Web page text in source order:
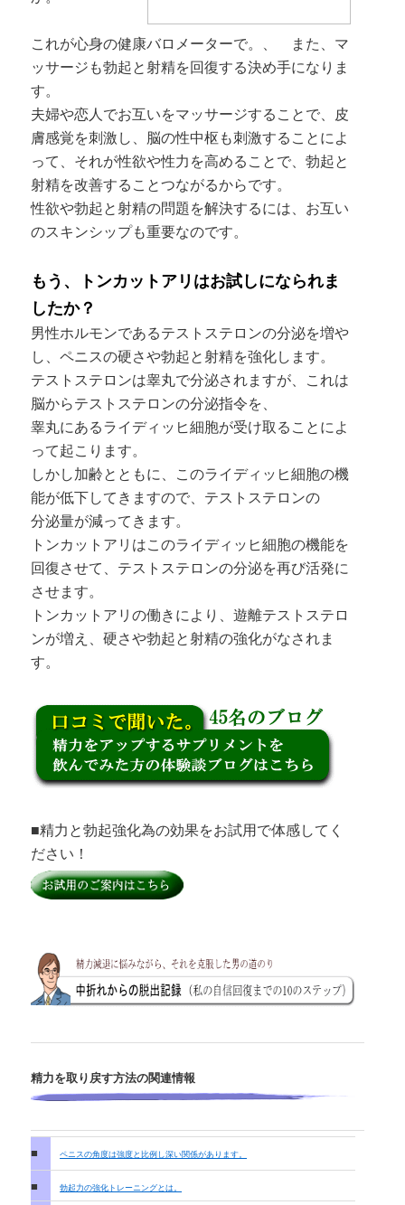
これが心身の健康バロメーターで。、 また、マ
ッサージも勃起と射精を回復する決め手になりま
す。
夫婦や恋人でお互いをマッサージすることで、皮
膚感覚を刺激し、脳の性中枢も刺激することによ
って、それが性欲や性力を高めることで、勃起と
射精を改善することつながるからです。
性欲や勃起と射精の問題を解決するには、お互い
のスキンシップも重要なのです。
もう、トンカットアリはお試しになられま
したか？
男性ホルモンであるテストステロンの分泌を増や
し、ペニスの硬さや勃起と射精を強化します。
テストステロンは睾丸で分泌されますが、これは
脳からテストステロンの分泌指令を、
睾丸にあるライディッヒ細胞が受け取ることによ
って起こります。
しかし加齢とともに、このライディッヒ細胞の機
能が低下してきますので、テストステロンの
分泌量が減ってきます。
トンカットアリはこのライディッヒ細胞の機能を
回復させて、テストステロンの分泌を再び活発に
させます。
トンカットアリの働きにより、遊離テストステロ
ンが増え、硬さや勃起と射精の強化がなされま
す。
■精力と勃起強化為の効果をお試用で体感してく
ださい！
精力を取り戻す方法の関連情報
■ ペニスの角度は強度と比例し深い関係があります。
■ 勃起力の強化トレーニングとは。